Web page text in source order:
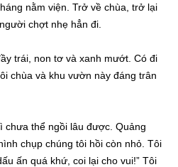
nằm viện. Trở về chùa, trở lại
chợt nhẹ hẳn đi.
trái, non tơ và xanh mướt. Có đi
chùa và khu vườn này đáng trân
chưa thể ngồi lâu được. Quảng
chụp chúng tôi hồi còn nhỏ. Tôi
ấn quá khứ, coi lại cho vui!” Tôi